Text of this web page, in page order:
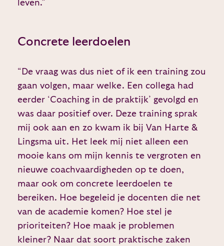
leven.”
Concrete leerdoelen
“De vraag was dus niet of ik een training zou
gaan volgen, maar welke. Een collega had
eerder ‘Coaching in de praktijk’ gevolgd en
was daar positief over. Deze training sprak
mij ook aan en zo kwam ik bij Van Harte &
Lingsma uit. Het leek mij niet alleen een
mooie kans om mijn kennis te vergroten en
nieuwe coachvaardigheden op te doen,
maar ook om concrete leerdoelen te
bereiken. Hoe begeleid je docenten die net
van de academie komen? Hoe stel je
prioriteiten? Hoe maak je problemen
kleiner? Naar dat soort praktische zaken